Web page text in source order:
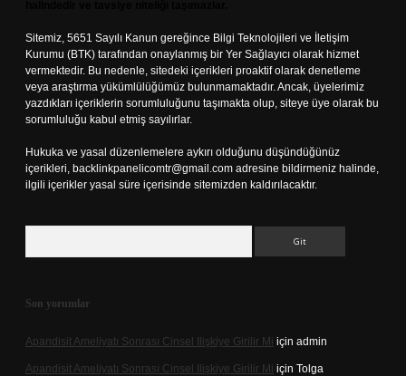
Sitemiz, 5651 Sayılı Kanun gereğince Bilgi Teknolojileri ve İletişim
Kurumu (BTK) tarafından onaylanmış bir Yer Sağlayıcı olarak hizmet
vermektedir. Bu nedenle, sitedeki içerikleri proaktif olarak denetleme
veya araştırma yükümlülüğümüz bulunmamaktadır. Ancak, üyelerimiz
yazdıkları içeriklerin sorumluluğunu taşımakta olup, siteye üye olarak bu
sorumluluğu kabul etmiş sayılırlar.
Hukuka ve yasal düzenlemelere aykırı olduğunu düşündüğünüz
içerikleri, backlinkpanelicomtr@gmail.com adresine bildirmeniz halinde,
ilgili içerikler yasal süre içerisinde sitemizden kaldırılacaktır.
Son yorumlar
Apandisit Ameliyatı Sonrası Cinsel Ilişkiye Girilir Mi için admin
Apandisit Ameliyatı Sonrası Cinsel Ilişkiye Girilir Mi için Tolga